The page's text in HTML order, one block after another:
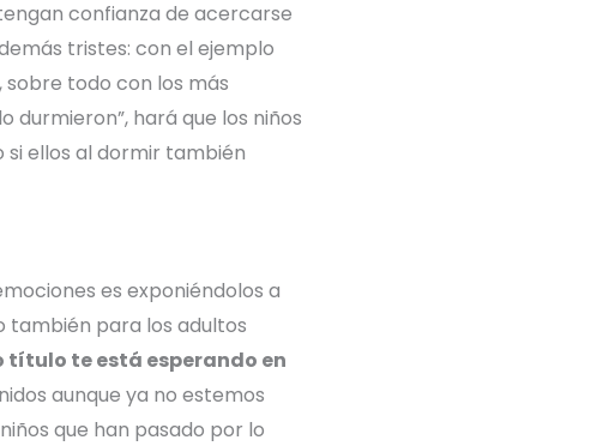
confianza de acercarse
tristes: con el ejemplo
, sobre todo con los más
durmieron”, hará que los niños
si ellos al dormir también
es exponiéndolos a
también para los adultos
título te está esperando en
aunque ya no estemos
que han pasado por lo